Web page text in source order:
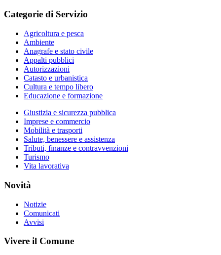
Categorie di Servizio
Agricoltura e pesca
Ambiente
Anagrafe e stato civile
Appalti pubblici
Autorizzazioni
Catasto e urbanistica
Cultura e tempo libero
Educazione e formazione
Giustizia e sicurezza pubblica
Imprese e commercio
Mobilità e trasporti
Salute, benessere e assistenza
Tributi, finanze e contravvenzioni
Turismo
Vita lavorativa
Novità
Notizie
Comunicati
Avvisi
Vivere il Comune